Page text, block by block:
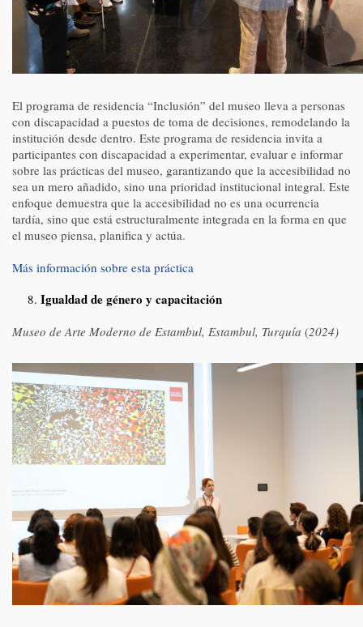
El programa de residencia “Inclusión” del museo lleva a personas
con discapacidad a puestos de toma de decisiones, remodelando la
institución desde dentro. Este programa de residencia invita a
participantes con discapacidad a experimentar, evaluar e informar
sobre las prácticas del museo, garantizando que la accesibilidad no
sea un mero añadido, sino una prioridad institucional integral. Este
enfoque demuestra que la accesibilidad no es una ocurrencia
tardía, sino que está estructuralmente integrada en la forma en que
el museo piensa, planifica y actúa.
Más información sobre esta práctica
Igualdad de género y capacitación
Museo de Arte Moderno de Estambul, Estambul, Turquía (2024)